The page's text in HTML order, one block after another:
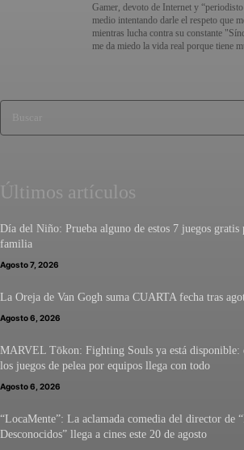
Gamer, devoto de Internet y
medio intentando darle el respeto que
mientras lucha contra su constante
me da miedo la vida real porque tiene
Últimos artículos
Día del Niño: Prueba alguno de estos 7 juegos gratis
familia
Agosto 7, 2026
La Oreja de Van Gogh suma CUARTA fecha tras
Agosto 6, 2026
MARVEL Tōkon: Fighting Souls ya está disponible:
los juegos de pelea por equipos llega con todo
Agosto 6, 2026
“LocaMente”: La aclamada comedia del director de
Desconocidos” llega a cines este 20 de agosto